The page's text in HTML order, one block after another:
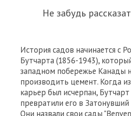
Не забудь
История садов начинается с
Бутчарта (1856-1943),
западном побережье Канады
производить цемент. Когда
карьер был исчерпан,
превратили его в Затонувший
Они назвали свои сады